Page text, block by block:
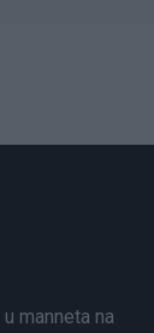
manneta na